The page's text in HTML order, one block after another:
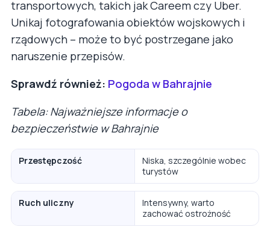
transportowych, takich jak Careem czy Uber.
Unikaj fotografowania obiektów wojskowych i
rządowych – może to być postrzegane jako
naruszenie przepisów.
Sprawdź również: Pogoda w Bahrajnie
Tabela: Najważniejsze informacje o
bezpieczeństwie w Bahrajnie
Przestępczość
Niska, szczególnie wobec
turystów
Ruch uliczny
Intensywny, warto
zachować ostrożność